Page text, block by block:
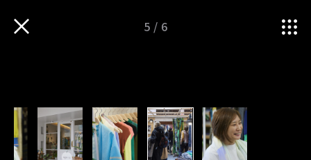
5 / 6